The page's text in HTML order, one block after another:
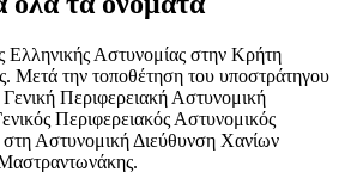
Ελληνικής Αστυνομίας στην Κρήτη
Μετά την τοποθέτηση του υποστράτηγου
Περιφερειακή Αστυνομική
Περιφερειακός Αστυνομικός
στη Αστυνομική Διεύθυνση Χανίων